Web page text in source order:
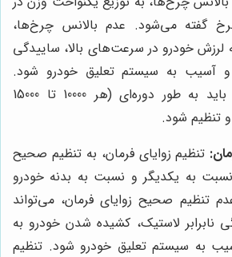
گفته می‌شود. عدم بالانس چرخ‌ها،
لرزش خودرو در سرعت‌های بالا، ساییدگی
و آسیب به سیستم تعلیق خودرو شود.
بالانس چرخ‌ها باید به طور دوره‌ای (هر 10000 تا 15000
تنظیم شود.
تنظیم زوایای فرمان، به تنظیم صحیح
به یکدیگر و نسبت به بدنه خودرو
تنظیم صحیح زوایای فرمان، می‌تواند
نابرابر لاستیک، کشیده شدن خودرو به
به سیستم تعلیق خودرو شود. تنظیم